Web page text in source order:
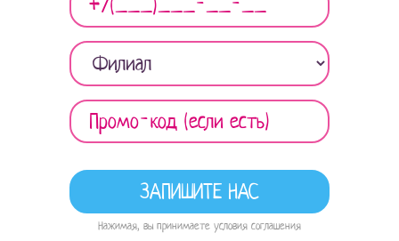
Нажимая, вы принимаете условия соглашения